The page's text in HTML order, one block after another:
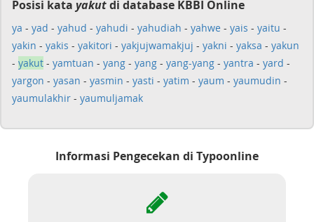
Posisi kata yakutdi database KBBI Online
ya - yad - yahud - yahudi - yahudiah - yahwe - yais - yaitu -
yakin - yakis - yakitori - yakjujwamakjuj - yakni - yaksa - yakun
- yakut - yamtuan - yang - yang - yang-yang - yantra - yard -
yargon - yasan - yasmin - yasti - yatim - yaum - yaumudin -
yaumulakhir - yaumuljamak
Informasi Pengecekan di Typoonline